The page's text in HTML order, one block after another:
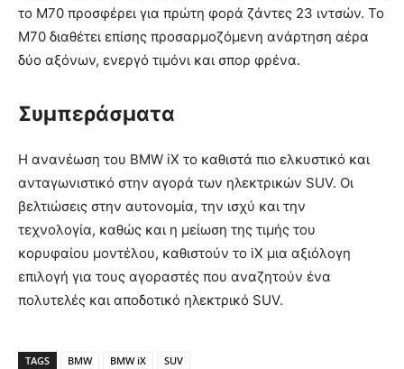
το M70 προσφέρει για πρώτη φορά ζάντες 23 ιντσών. Το
M70 διαθέτει επίσης προσαρμοζόμενη ανάρτηση αέρα
δύο αξόνων, ενεργό τιμόνι και σπορ φρένα.
Συμπεράσματα
Η ανανέωση του BMW iX το καθιστά πιο ελκυστικό και
ανταγωνιστικό στην αγορά των ηλεκτρικών SUV. Οι
βελτιώσεις στην αυτονομία, την ισχύ και την
τεχνολογία, καθώς και η μείωση της τιμής του
κορυφαίου μοντέλου, καθιστούν το iX μια αξιόλογη
επιλογή για τους αγοραστές που αναζητούν ένα
πολυτελές και αποδοτικό ηλεκτρικό SUV.
TAGS BMW BMW iX SUV